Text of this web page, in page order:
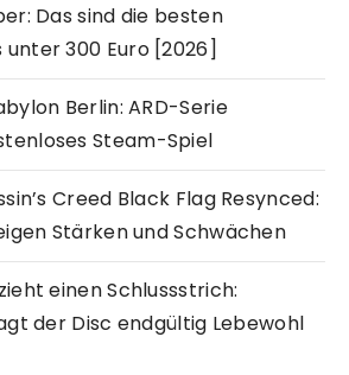
Das sind die besten
300 Euro [2026]
Berlin: ARD-Serie
Steam-Spiel
Creed Black Flag Resynced:
Stärken und Schwächen
einen Schlussstrich:
der Disc endgültig Lebewohl